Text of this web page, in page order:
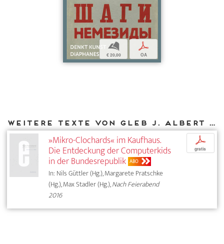
b
€ 20,00
p
OA
Weitere Texte von Gleb J. Albert bei DIAPHANES
»Mikro-Clochards« im Kaufhaus.
Die Entdeckung der Computerkids
in der Bundesrepublik ABO
In: Nils Güttler (Hg.), Margarete Pratschke
(Hg.), Max Stadler (Hg.),Nach Feierabend
2016
p
gratis